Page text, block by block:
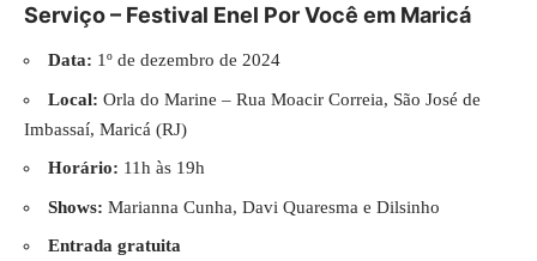
Serviço – Festival Enel Por Você em Maricá
Data: 1º de dezembro de 2024
Local: Orla do Marine – Rua Moacir Correia, São José de
Imbassaí, Maricá (RJ)
Horário: 11h às 19h
Shows: Marianna Cunha, Davi Quaresma e Dilsinho
Entrada gratuita